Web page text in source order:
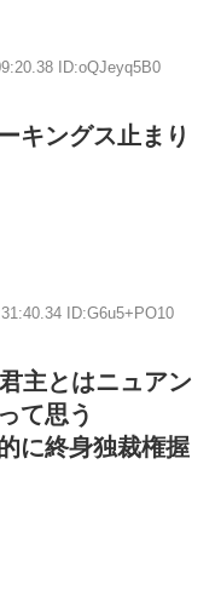
ID:oQJeyq5B0
キングス止まり
ID:G6u5+PO10
主とはニュアン
て思う
に終身独裁権握